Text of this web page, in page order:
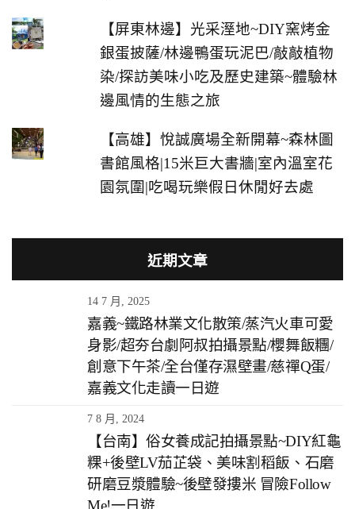
【屏東林邊】光采溼地~DIY窯烤金
銀蛋披薩/林邊鴨蛋玩泥巴/敲敲植物
染/探訪美味小吃及歷史建築~體驗林
邊風情的生態之旅
【高雄】悅誠廣場全新開幕~森林圖
書館風格|15米巨大書牆|室內溫室花
園氛圍|吃喝玩樂假日休閒好去處
近期文章
14 7 月, 2025
嘉義~鐵路林業文化散策/蒸汽火車可愛
身影/超夯台劇阿叔拍攝景點/櫻舞飯糰/
創意下午茶/全台僅存濕壁畫/慈禪Q蛋/
嘉義文化走讀一日遊
7 8 月, 2024
【台南】俗女養成記拍攝景點~DIY紅龜
粿+後壁LV茄芷袋、美味割稻飯、石磨
研磨豆漿體驗~後壁發摟米 冒險Follow
Me!一日遊